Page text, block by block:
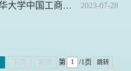
喜报|我院师生在清华大学中国工商管理案例库“卓越开发者”案例大赛中荣获佳绩 2023-07-28
下页 尾页 第 /1页 跳转